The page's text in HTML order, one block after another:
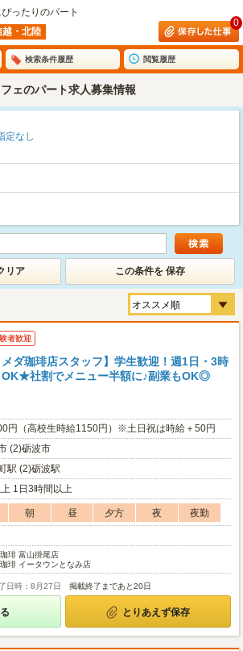
ったりのパート
越・北陸
0
検索条件履歴 閲覧履歴
ェのパート求人募集情報
定なし
リア この条件を 保存
者歓迎
メダ珈琲店スタッフ】学生歓迎！週1日・3時
OK★社割でメニュー半額に♪副業もOK◎
円（高校生時給1150円）※土日祝は時給＋50円
(2)砺波市
駅 (2)砺波駅
1日3時間以上
朝 昼 夕方 夜
夜勤
琲 富山掛尾店
琲 イータウンとなみ店
日時：8月27日 掲載終了まであと20日
とりあえず保存